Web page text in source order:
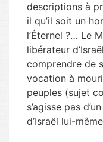
descriptions à
il qu’il soit un
l’Éternel ?… Le
libérateur
comprendre de
vocation à
peuples (sujet
s’agisse pas
d’Israël lui-